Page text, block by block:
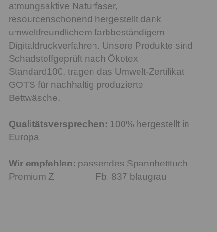
atmungsaktive Naturfaser,
resourcenschonend hergestellt dank
umweltfreundlichem farbbeständigem
Digitaldruckverfahren. Unsere Produkte sind
Schadstoffgeprüft nach Ökotex
Standard100, tragen das Umwelt-Zertifikat
GOTS für nachhaltig produzierte
Bettwäsche.
Qualitätsversprechen: 100% hergestellt in
Europa
Wir empfehlen: passendes Spannbetttuch
Premium Z Fb. 837 blaugrau